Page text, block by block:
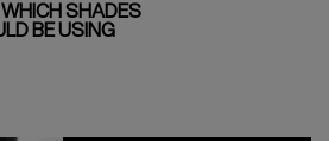
SHADES
BE USING